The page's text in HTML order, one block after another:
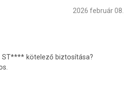
2026 február 08.
ST**** kötelező biztosítása?